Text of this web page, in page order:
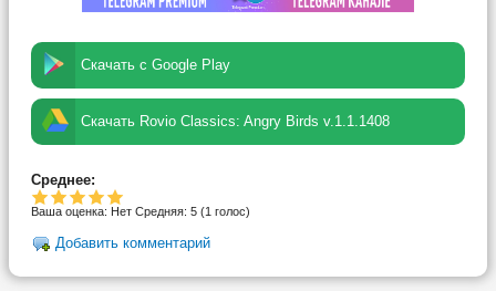
Скачать с Google Play
Скачать Rovio Classics: Angry Birds v.1.1.1408
Среднее:
Ваша оценка: Нет Средняя: 5 (1 голос)
Добавить комментарий